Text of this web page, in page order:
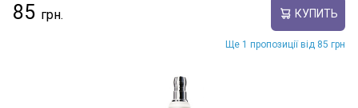
85 КУПИТЬ
Ще 1 пропозиції від 85 грн